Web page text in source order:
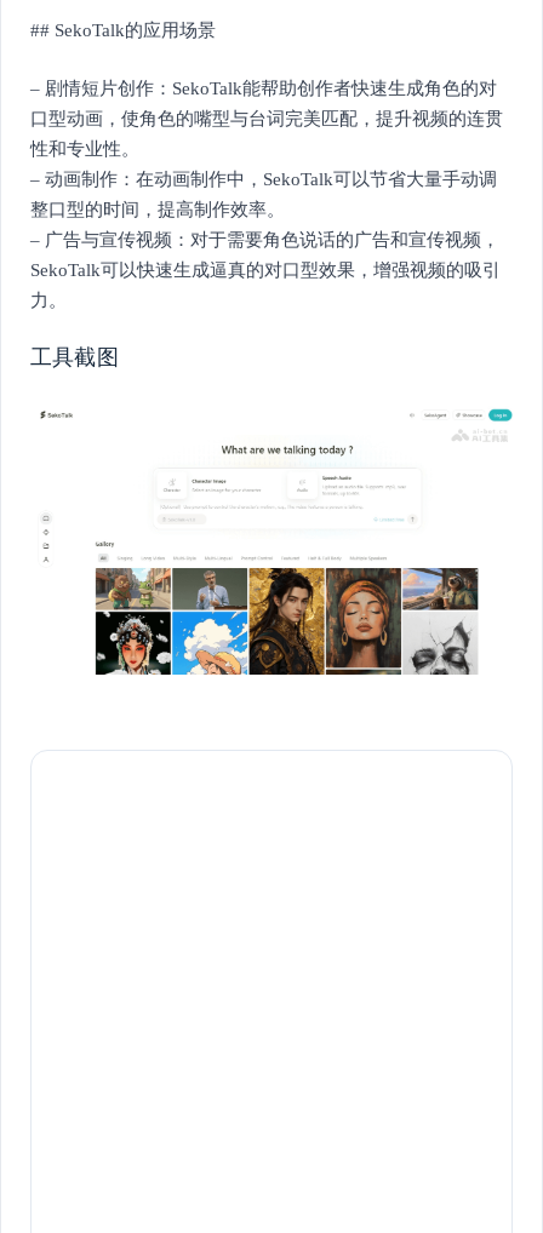
## SekoTalk的应用场景
– 剧情短片创作：SekoTalk能帮助创作者快速生成角色的对
口型动画，使角色的嘴型与台词完美匹配，提升视频的连贯
性和专业性。
– 动画制作：在动画制作中，SekoTalk可以节省大量手动调
整口型的时间，提高制作效率。
– 广告与宣传视频：对于需要角色说话的广告和宣传视频，
SekoTalk可以快速生成逼真的对口型效果，增强视频的吸引
力。
工具截图